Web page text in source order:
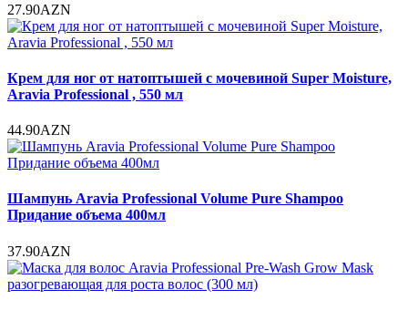
27.90AZN
Крем для ног от натоптышей с мочевиной Super Moisture,
Aravia Professional , 550 мл
44.90AZN
Шампунь Aravia Professional Volume Pure Shampoo
Придание объема 400мл
37.90AZN